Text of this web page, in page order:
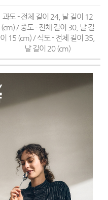
과도 - 전체 길이 24, 날 길이 12
(cm) / 중도 - 전체 길이 30, 날 길
이 15 (cm) / 식도 - 전체 길이 35,
날 길이 20 (cm)